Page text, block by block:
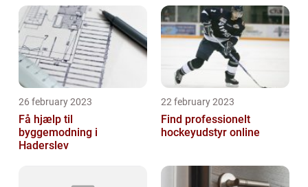
26 february 2023
Få hjælp til
byggemodning i
Haderslev
22 february 2023
Find professionelt
hockeyudstyr online